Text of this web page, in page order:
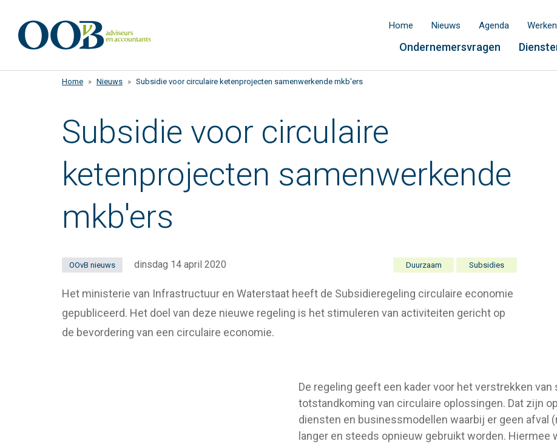
naar
inhoud
Home Nieuws Agenda
Ondernemersvragen
Home Nieuws Subsidie voor circulaire ketenprojecten samenwerkende mkb'ers
Subsidie voor circulaire
ketenprojecten samenwerkende
mkb'ers
Duurzaam Subsidies
OOvB nieuws dinsdag 14 april 2020
Het ministerie van Infrastructuur en Waterstaat heeft de Subsidieregeling circulaire economie
gepubliceerd. Het doel van deze nieuwe regeling is het stimuleren van activiteiten gericht op
de bevordering van een circulaire economie.
De regeling geeft een kader voor het verstrekken
totstandkoming van circulaire oplossingen. Dat zijn
diensten en businessmodellen waarbij er geen
langer en steeds opnieuw gebruikt worden.